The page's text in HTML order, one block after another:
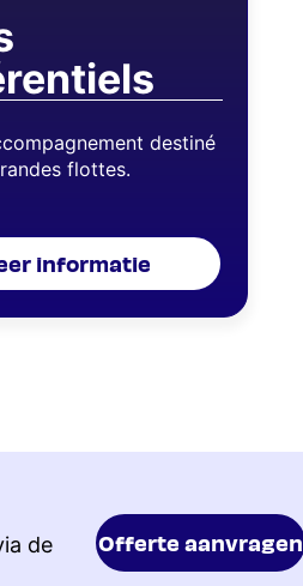
destiné
flottes.
informatie
de
Offerte aanvragen